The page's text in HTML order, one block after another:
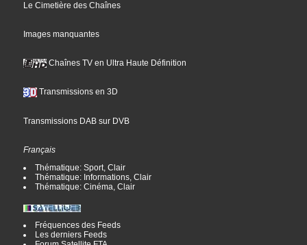
Le Cimetière des Chaînes
Images manquantes
Chaînes TV en Ultra Haute Définition
Transmissions en 3D
Transmissions DAB sur DVB
Français
Thématique: Sport, Clair
Thématique: Informations, Clair
Thématique: Cinéma, Clair
Fréquences des Feeds
Les derniers Feeds